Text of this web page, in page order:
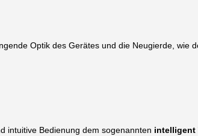
Optik des Gerätes und die Neugierde, wie
intuitive Bedienung dem sogenannten intelligent